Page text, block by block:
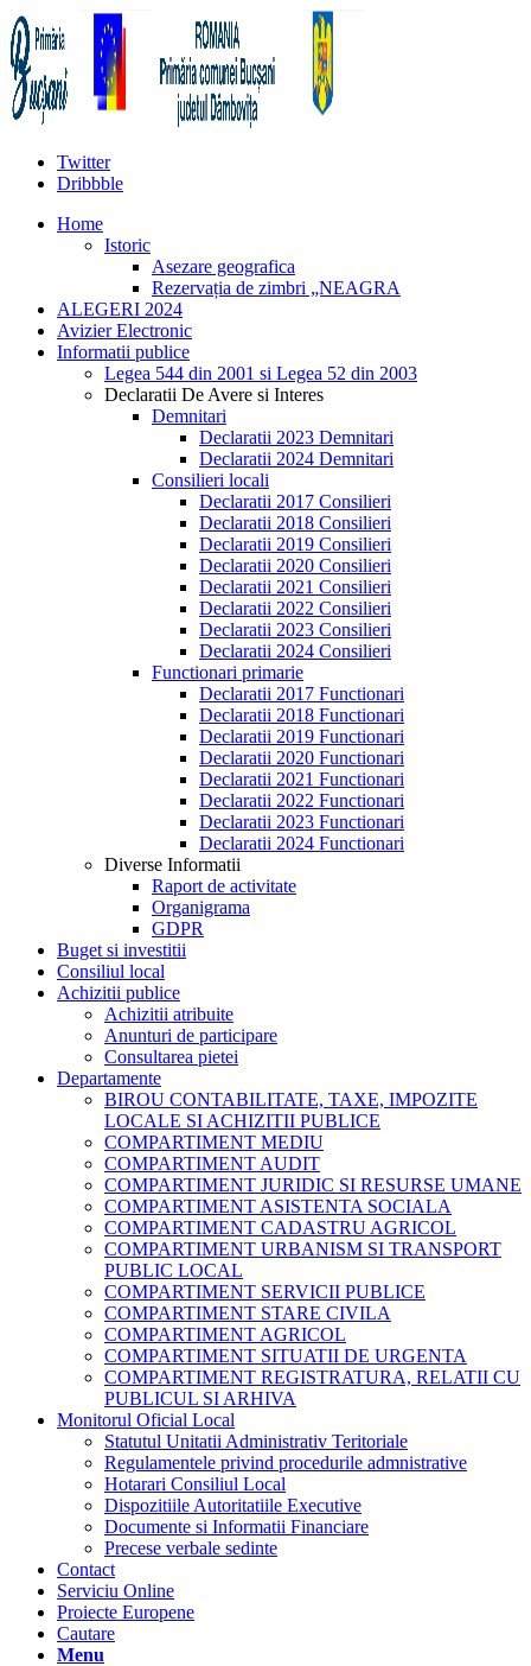
Twitter
Dribbble
Home
Istoric
Asezare geografica
Rezervația de zimbri „NEAGRA
ALEGERI 2024
Avizier Electronic
Informatii publice
Legea 544 din 2001 si Legea 52 din 2003
Declaratii De Avere si Interes
Demnitari
Declaratii 2023 Demnitari
Declaratii 2024 Demnitari
Consilieri locali
Declaratii 2017 Consilieri
Declaratii 2018 Consilieri
Declaratii 2019 Consilieri
Declaratii 2020 Consilieri
Declaratii 2021 Consilieri
Declaratii 2022 Consilieri
Declaratii 2023 Consilieri
Declaratii 2024 Consilieri
Functionari primarie
Declaratii 2017 Functionari
Declaratii 2018 Functionari
Declaratii 2019 Functionari
Declaratii 2020 Functionari
Declaratii 2021 Functionari
Declaratii 2022 Functionari
Declaratii 2023 Functionari
Declaratii 2024 Functionari
Diverse Informatii
Raport de activitate
Organigrama
GDPR
Buget si investitii
Consiliul local
Achizitii publice
Achizitii atribuite
Anunturi de participare
Consultarea pietei
Departamente
BIROU CONTABILITATE, TAXE, IMPOZITE
LOCALE SI ACHIZITII PUBLICE
COMPARTIMENT MEDIU
COMPARTIMENT AUDIT
COMPARTIMENT JURIDIC SI RESURSE UMANE
COMPARTIMENT ASISTENTA SOCIALA
COMPARTIMENT CADASTRU AGRICOL
COMPARTIMENT URBANISM SI TRANSPORT
PUBLIC LOCAL
COMPARTIMENT SERVICII PUBLICE
COMPARTIMENT STARE CIVILA
COMPARTIMENT AGRICOL
COMPARTIMENT SITUATII DE URGENTA
COMPARTIMENT REGISTRATURA, RELATII CU
PUBLICUL SI ARHIVA
Monitorul Oficial Local
Statutul Unitatii Administrativ Teritoriale
Regulamentele privind procedurile admnistrative
Hotarari Consiliul Local
Dispozitiile Autoritatiile Executive
Documente si Informatii Financiare
Precese verbale sedinte
Contact
Serviciu Online
Proiecte Europene
Cautare
Menu